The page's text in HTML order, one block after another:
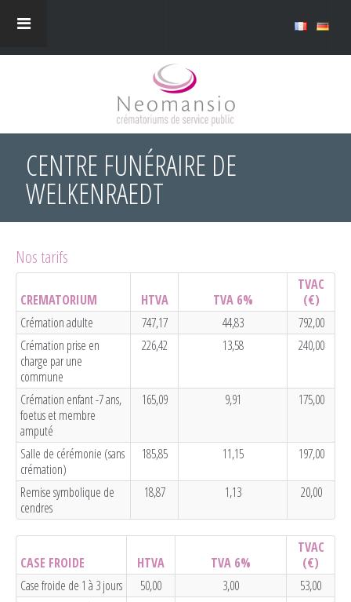
CENTRE FUNÉRAIRE DE
WELKENRAEDT
Nos tarifs
CREMATORIUM HTVA TVA 6%
TVAC
(€)
Crémation adulte
747,17 44,83
792,00
Crémation prise en
charge par une
commune
226,42 13,58 240,00
Crémation enfant -7 ans,
foetus et membre
amputé
165,09 9,91 175,00
Salle de cérémonie (sans
crémation)
185,85 11,15 197,00
Remise symbolique de
cendres
18,87 1,13 20,00
CASE FROIDE HTVA TVA 6%
TVAC
(€)
Case froide de 1 à 3 jours
50,00 3,00
53,00